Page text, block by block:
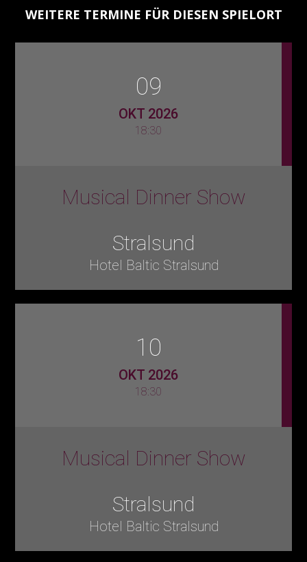
WEITERE TERMINE FÜR DIESEN SPIELORT
09
OKT 2026
18:30
Musical Dinner Show
Stralsund
Hotel Baltic Stralsund
10
OKT 2026
18:30
Musical Dinner Show
Stralsund
Hotel Baltic Stralsund